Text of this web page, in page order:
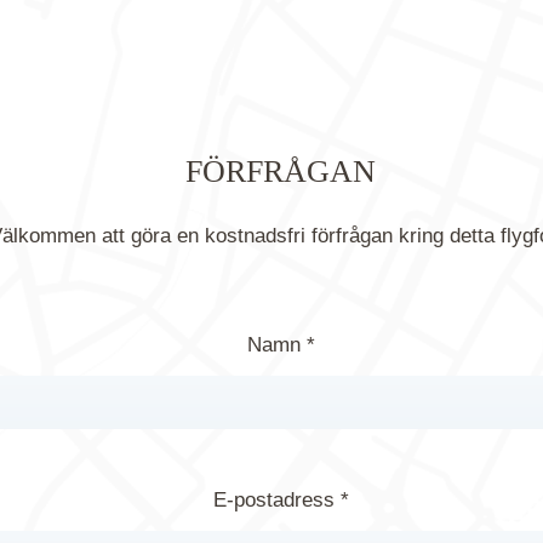
FÖRFRÅGAN
att göra en kostnadsfri förfrågan kring detta
Namn *
E-postadress *